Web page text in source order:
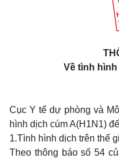
Về tình hình
Cục Y tế dự phòng và
hình dịch cúm A(H1N1)
1.Tình hình dịch trên thế
Theo thông báo số 54